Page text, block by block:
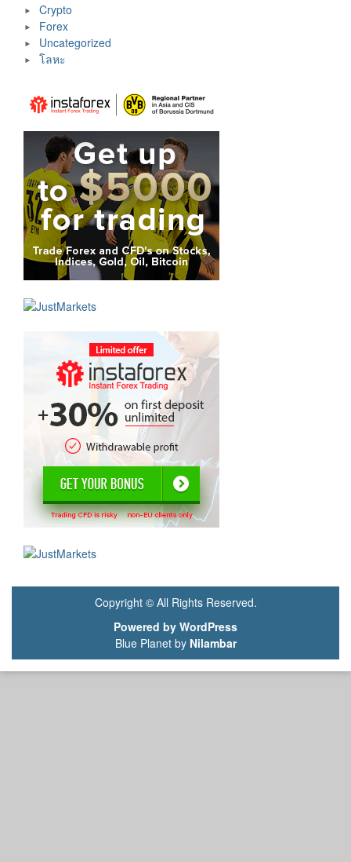
Crypto
Forex
Uncategorized
โลหะ
Copyright © All Rights Reserved.
Powered by WordPress
Blue Planet by Nilambar